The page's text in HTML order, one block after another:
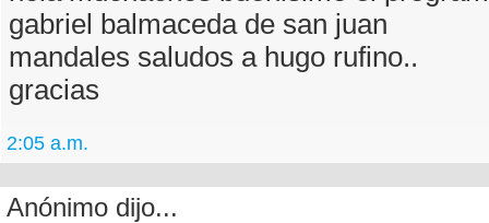
gabriel balmaceda de san juan
mandales saludos a hugo rufino..
gracias
2:05 a.m.
Anónimo dijo...